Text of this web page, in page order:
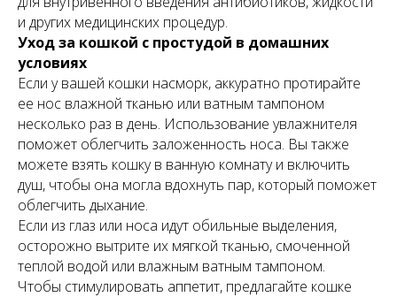
и других медицинских процедур.
Уход за кошкой с простудой в домашних
условиях
Если у вашей кошки насморк, аккуратно протирайте
ее нос влажной тканью или ватным тампоном
несколько раз в день. Использование увлажнителя
поможет облегчить заложенность носа. Вы также
можете взять кошку в ванную комнату и включить
душ, чтобы она могла вдохнуть пар, который поможет
облегчить дыхание.
Если из глаз или носа идут обильные выделения,
осторожно вытрите их мягкой тканью, смоченной
теплой водой или влажным ватным тампоном.
Чтобы стимулировать аппетит, предлагайте кошке